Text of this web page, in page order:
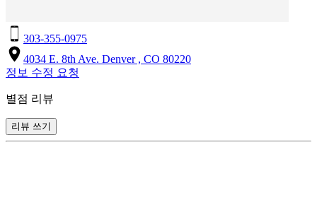
303-355-0975
4034 E. 8th Ave. Denver , CO 80220
정보 수정 요청
별점 리뷰
리뷰 쓰기